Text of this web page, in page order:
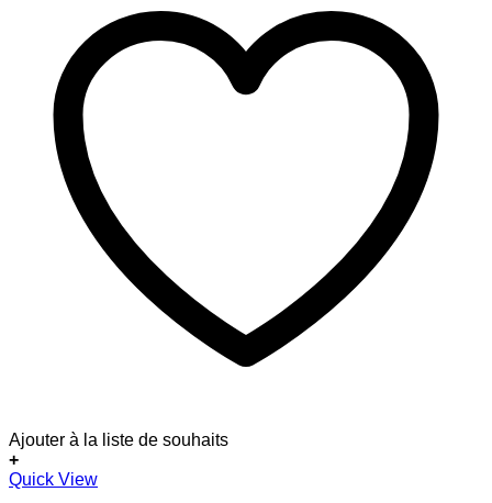
Ajouter à la liste de souhaits
+
Quick View